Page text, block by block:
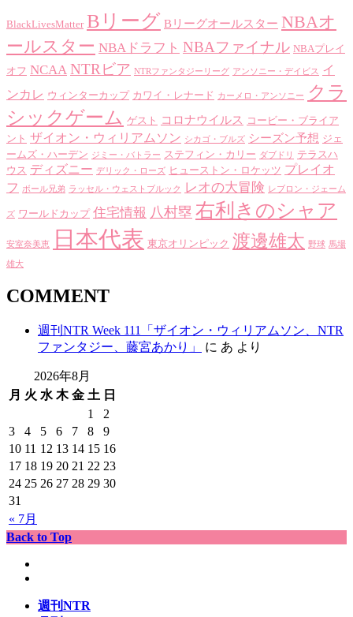
BlackLivesMatter Bリーグ Bリーグオールスター NBAオ
ールスター NBAドラフト NBAファイナル NBAプレイ
オフ NCAA NTRビア NTRファンタジーリーグ アンソニー・デイビス
イ
ンカレ ウィンターカップ カワイ・レナード カーメロ・アンソニー
クラ
シックゲーム ゲスト コロナウイルス
コービー・ブライア
ント ザイオン・ウィリアムソン シカゴ・ブルズ シーズン予想 ジェ
ームズ・ハーデン ジミー・バトラー ステフィン・カリー ダブドリ
テラスハ
ウス ディズニー デリック・ローズ ヒューストン・ロケッツ プレイオ
フ
ボール兄弟 ラッセル・ウェストブルック レオの大冒険 レブロン・ジェーム
ズ ワールドカップ 住宅情報 八村塁 右利きのシャア
安室奈美恵 日本代表 東京オリンピック 渡邊雄太 野球 馬場
雄大
COMMENT
週刊NTR Week 111「ザイオン・ウィリアムソン、NTR
ファンタジー、藤宮あかり」
に あ より
2026年8月
月 火 水 木 金 土 日
« 7月
1
2
3
4 5 6 7 8
9
10 11 12 13 14 15 16
17 18 19 20 21 22 23
24 25 26 27 28 29 30
31
Back to Top
週刊NTR